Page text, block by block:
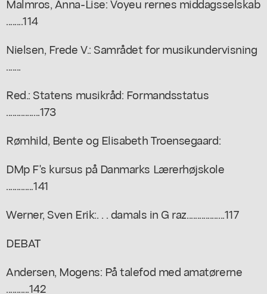
........114
Nielsen, Frede V.: Samrådet for musikundervisning
.......
Red.: Statens musikråd: Formandsstatus
................173
Rømhild, Bente og Elisabeth Troensegaard:
DMp F's kursus på Danmarks Lærerhøjskole
.............141
Werner, Sven Erik:. . . damals in G raz..................117
DEBAT
Andersen, Mogens: På talefod med amatørerne
...........142